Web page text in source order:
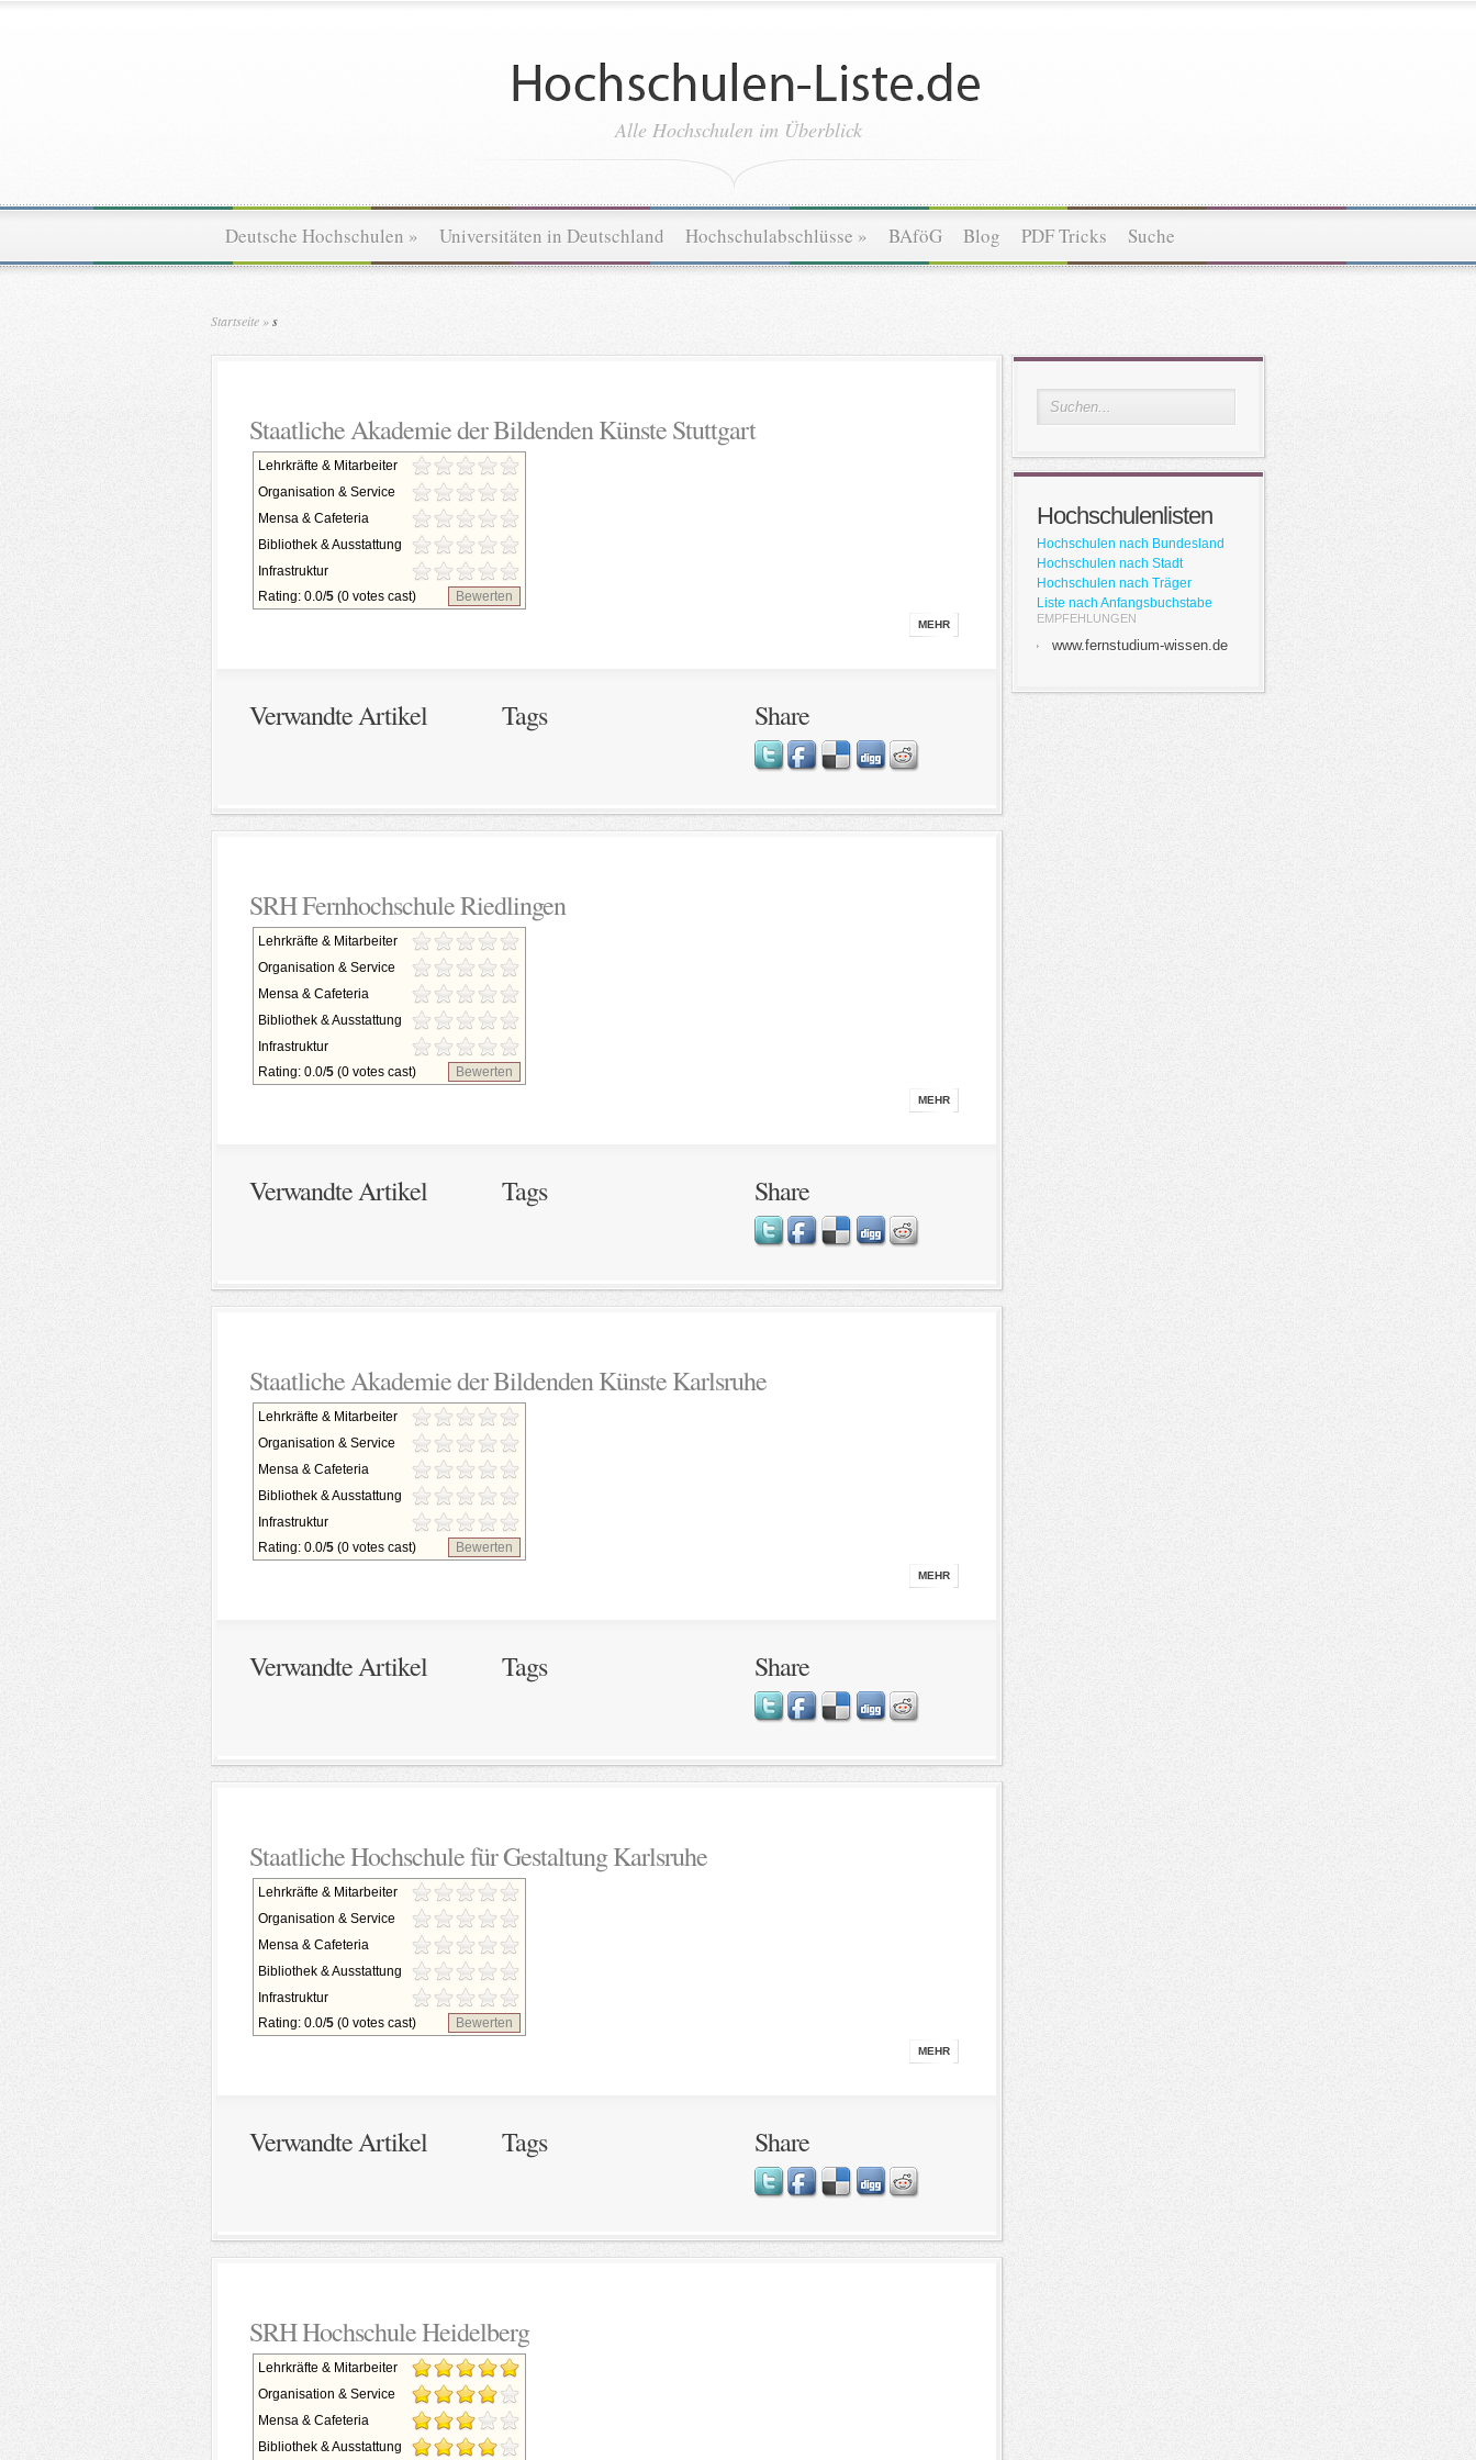
Alle Hochschulen im Überblick
Deutsche Hochschulen » Universitäten in Deutschland Hochschulabschlüsse » BAföG Blog PDF Tricks Suche
Startseite »s
Staatliche Akademie der Bildenden Künste Stuttgart
Lehrkräfte & Mitarbeiter
Organisation & Service
Mensa & Cafeteria
Bibliothek & Ausstattung
Infrastruktur
Rating: 0.0/5 (0 votes cast) Bewerten
MEHR
Verwandte Artikel Tags Share
SRH Fernhochschule Riedlingen
Lehrkräfte & Mitarbeiter
Organisation & Service
Mensa & Cafeteria
Bibliothek & Ausstattung
Infrastruktur
Rating: 0.0/5 (0 votes cast) Bewerten
MEHR
Verwandte Artikel Tags Share
Staatliche Akademie der Bildenden Künste Karlsruhe
Lehrkräfte & Mitarbeiter
Organisation & Service
Mensa & Cafeteria
Bibliothek & Ausstattung
Infrastruktur
Rating: 0.0/5 (0 votes cast) Bewerten
MEHR
Verwandte Artikel Tags Share
Staatliche Hochschule für Gestaltung Karlsruhe
Lehrkräfte & Mitarbeiter
Organisation & Service
Mensa & Cafeteria
Bibliothek & Ausstattung
Infrastruktur
Rating: 0.0/5 (0 votes cast) Bewerten
MEHR
Verwandte Artikel Tags Share
SRH Hochschule Heidelberg
Lehrkräfte & Mitarbeiter
Organisation & Service
Mensa & Cafeteria
Bibliothek & Ausstattung
Hochschulenlisten
Hochschulen nach Bundesland
Hochschulen nach Stadt
Hochschulen nach Träger
Liste nach Anfangsbuchstabe
EMPFEHLUNGEN
www.fernstudium-wissen.de